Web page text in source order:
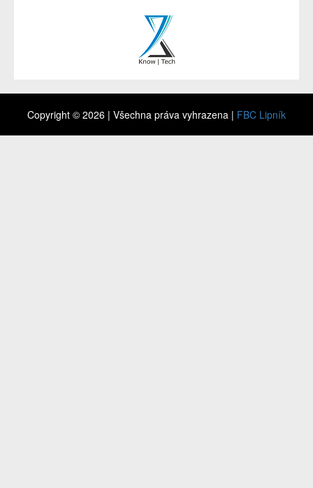
Copyright © 2026 | Všechna práva vyhrazena | FBC Lipník